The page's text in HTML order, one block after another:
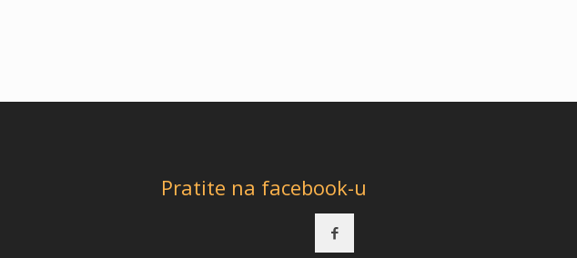
Pratite na facebook-u